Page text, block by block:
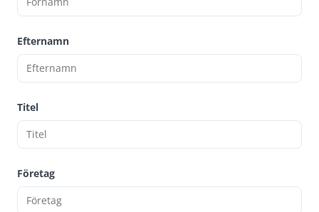
Efternamn
Titel
Företag